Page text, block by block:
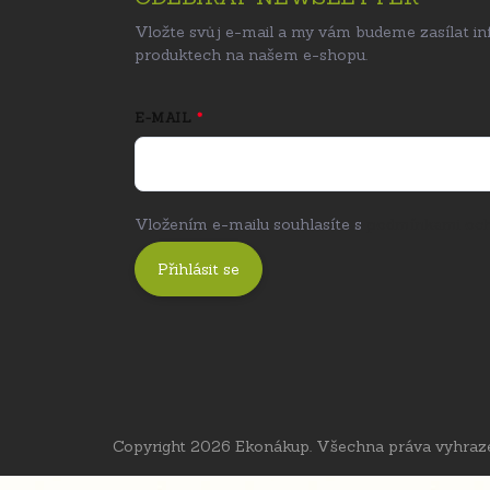
Vložte svůj e-mail a my vám budeme zasílat
produktech na našem e-shopu.
E-MAIL
Vložením e-mailu souhlasíte s
Přihlásit se
Copyright 2026 Ekonákup . Všechna práva